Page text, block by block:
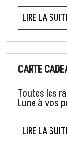
LIRE LA
CARTE
Toutes les
Lune à vos
LIRE LA